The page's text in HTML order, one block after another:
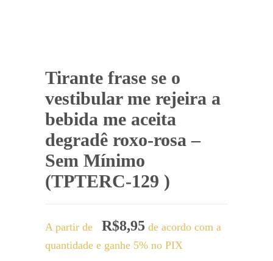
Tirante frase se o
vestibular me rejeira a
bebida me aceita
degradê roxo-rosa –
Sem Mínimo
(TPTERC-129 )
A partir de R$8,95 de acordo com a
quantidade e ganhe 5% no PIX